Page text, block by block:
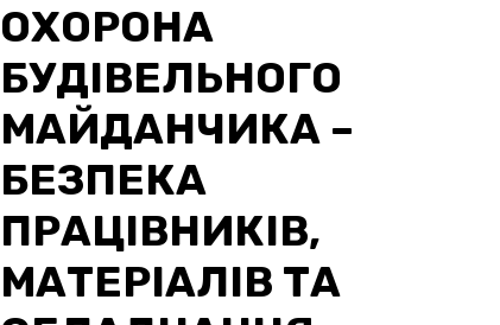
ОХОРОНА
БУДІВЕЛЬНОГО
МАЙДАНЧИКА –
БЕЗПЕКА
ПРАЦІВНИКІВ,
МАТЕРІАЛІВ ТА